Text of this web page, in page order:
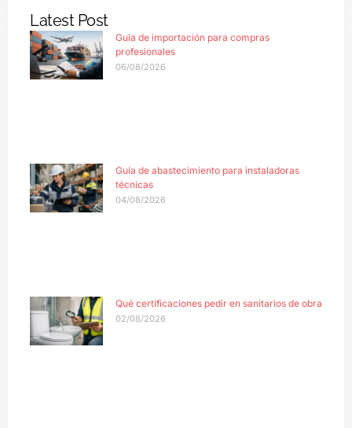
Latest Post
Guía de importación para compras
profesionales
06/08/2026
Guía de abastecimiento para instaladoras
técnicas
04/08/2026
Qué certificaciones pedir en sanitarios de obra
02/08/2026